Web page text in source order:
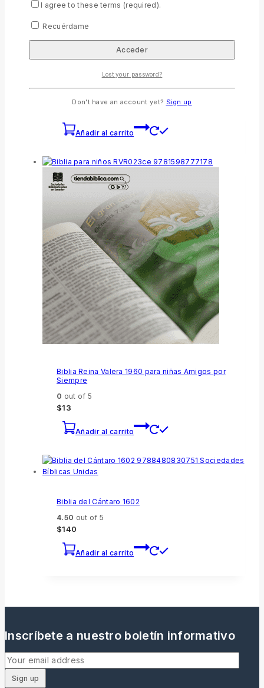
Añadir al carrito
out of 5
Añadir al carrito
Biblia Reina Valera 1960 para niñas Amigos por
Siempre
0 out of 5
$13
Añadir al carrito
Biblia del Cántaro 1602
4.50 out of 5
$140
Añadir al carrito
Inscríbete a nuestro boletín informativo
I agree to these terms (required).
Recuérdame
Lost your password?
Don't have an account yet? Sign up